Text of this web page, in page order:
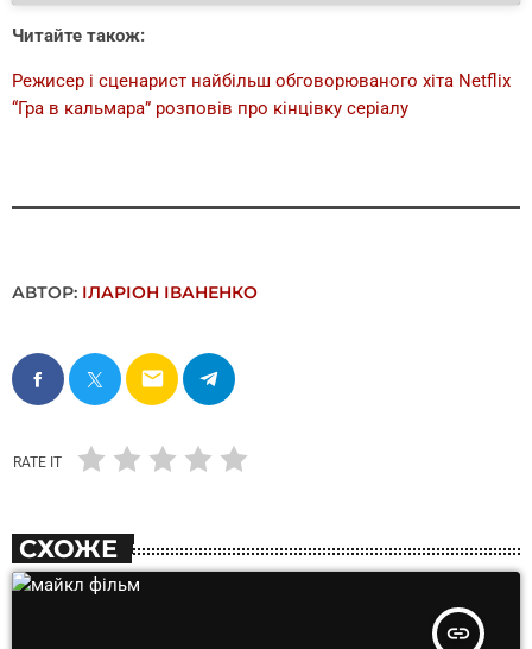
Читайте також:
Режисер і сценарист найбільш обговорюваного хіта Netflix
“Гра в кальмара” розповів про кінцівку серіалу
АВТОР: ІЛАРІОН ІВАНЕНКО
email
RATE IT
СХОЖЕ
insert_link